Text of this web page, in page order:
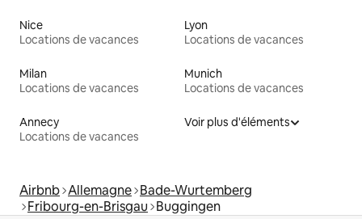
Nice
Locations de vacances
Lyon
Locations de vacances
Milan
Locations de vacances
Munich
Locations de vacances
Annecy
Locations de vacances
Voir plus d'éléments
Airbnb Allemagne Bade-Wurtemberg
Fribourg-en-Brisgau Buggingen